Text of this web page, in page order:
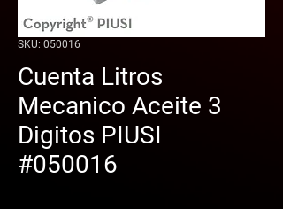
SKU: 050016
Cuenta Litros
Mecanico Aceite 3
Digitos PIUSI
#050016